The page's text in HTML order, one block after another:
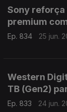
Sony
premium
Ep. 834 25 jun.
Western
TB (Gen2)
Ep. 833 24 jun.